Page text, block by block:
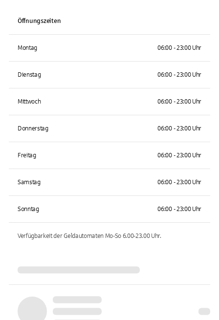
Öffnungszeiten
Montag 06:00 - 23:00 Uhr
Dienstag 06:00 - 23:00 Uhr
Mittwoch 06:00 - 23:00 Uhr
Donnerstag 06:00 - 23:00 Uhr
Freitag 06:00 - 23:00 Uhr
Samstag 06:00 - 23:00 Uhr
Sonntag 06:00 - 23:00 Uhr
Verfügbarkeit der Geldautomaten Mo-So 6.00-23.00Uhr.